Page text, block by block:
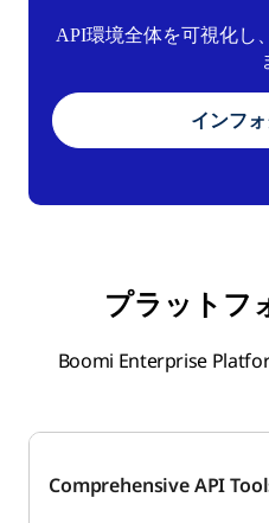
API環境全体を可視化し
インフ
プラットフ
Boomi Enterprise
Comprehensive API